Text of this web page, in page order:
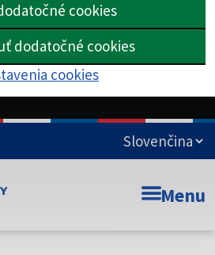
cookies
dodatočné cookies
cookies
stránka Prešovského
Menu